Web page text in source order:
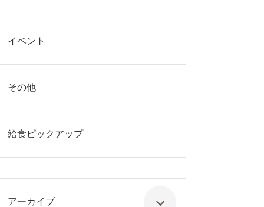
イベント
その他
給食ピックアップ
アーカイブ